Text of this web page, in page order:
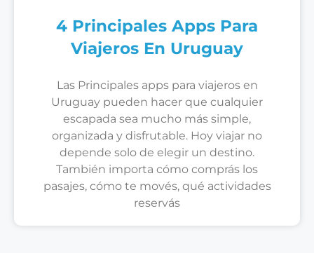
4 Principales Apps Para
Viajeros En Uruguay
Las Principales apps para viajeros en
Uruguay pueden hacer que cualquier
escapada sea mucho más simple,
organizada y disfrutable. Hoy viajar no
depende solo de elegir un destino.
También importa cómo comprás los
pasajes, cómo te movés, qué actividades
reservás